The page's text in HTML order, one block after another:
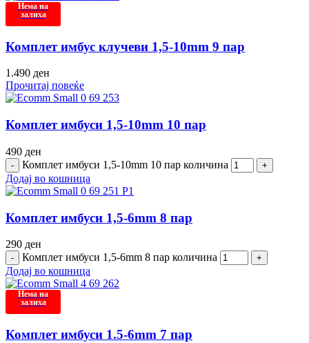
Нема на
залиха
Комплет имбус клучеви 1,5-10mm 9 пар
1.490 ден
Прочитај повеќе
Комплет имбуси 1,5-10mm 10 пар
490 ден
Комплет имбуси 1,5-10mm 10 пар количина
Додај во кошница
Комплет имбуси 1,5-6mm 8 пар
290 ден
Комплет имбуси 1,5-6mm 8 пар количина
Додај во кошница
Нема на
залиха
Комплет имбуси 1.5-6mm 7 пар